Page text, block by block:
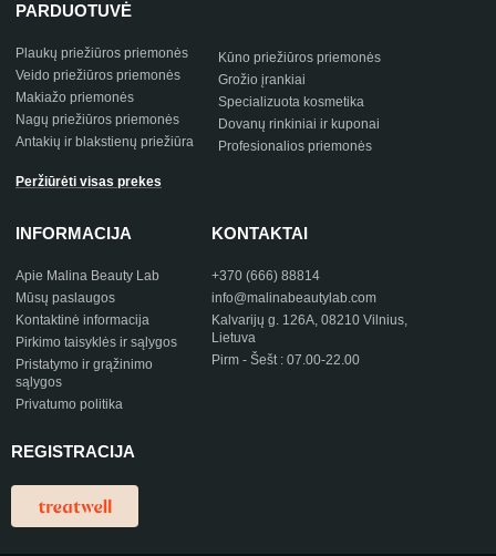
PARDUOTUVĖ
Plaukų priežiūros priemonės
Veido priežiūros priemonės
Makiažo priemonės
Nagų priežiūros priemonės
Antakių ir blakstienų priežiūra
Peržiūrėti visas prekes
Kūno priežiūros priemonės
Grožio įrankiai
Specializuota kosmetika
Dovanų rinkiniai ir kuponai
Profesionalios priemonės
INFORMACIJA
Apie Malina Beauty Lab
Mūsų paslaugos
Kontaktinė informacija
Pirkimo taisyklės ir sąlygos
Pristatymo ir grąžinimo
sąlygos
Privatumo politika
KONTAKTAI
+370 (666) 88814
info@malinabeautylab.com
Kalvarijų g. 126A, 08210 Vilnius,
Lietuva
Pirm - Šešt : 07.00-22.00
REGISTRACIJA